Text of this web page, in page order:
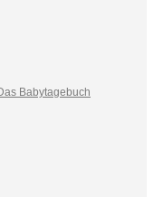
Babytagebuch